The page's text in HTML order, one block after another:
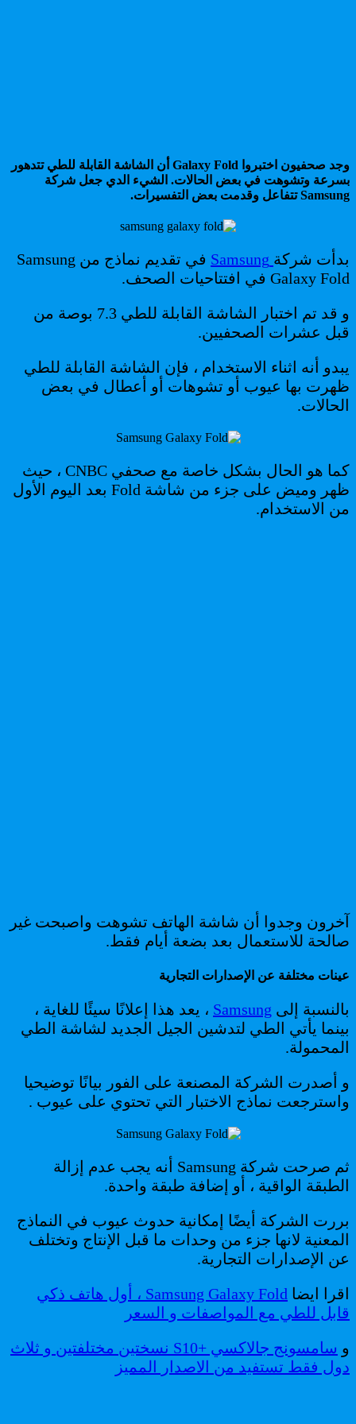
وجد صحفيون اختبروا Galaxy Fold أن الشاشة القابلة للطي تتدهور
بسرعة وتشوهت في بعض الحالات. الشيء الدي جعل شركة
Samsung تتفاعل وقدمت بعض التفسيرات.
بدأت شركة
في تقديم نماذج من Samsung
Galaxy Fold في افتتاحيات الصحف.
و قد تم اختبار الشاشة القابلة للطي 7.3 بوصة من
قبل عشرات الصحفيين.
يبدو أنه اثناء الاستخدام ، فإن الشاشة القابلة للطي
ظهرت بها عيوب أو تشوهات أو أعطال في بعض
الحالات.
كما هو الحال بشكل خاصة مع صحفي CNBC ، حيث
ظهر وميض على جزء من شاشة Fold بعد اليوم الأول
من الاستخدام.
آخرون وجدوا أن شاشة الهاتف تشوهت واصبحت غير
صالحة للاستعمال بعد بضعة أيام فقط.
عينات مختلفة عن الإصدارات التجارية
بالنسبة إلى Samsung ، يعد هذا إعلانًا سيئًا للغاية ،
بينما يأتي الطي لتدشين الجيل الجديد لشاشة الطي
المحمولة.
و أصدرت الشركة المصنعة على الفور بيانًا توضيحيا
واسترجعت نماذج الاختبار التي تحتوي على عيوب .
ثم صرحت شركة Samsung أنه يجب عدم إزالة
الطبقة الواقية ، أو إضافة طبقة واحدة.
بررت الشركة أيضًا إمكانية حدوث عيوب في النماذج
المعنية لانها جزء من وحدات ما قبل الإنتاج وتختلف
عن الإصدارات التجارية.
اقرا ايضا
Samsung Galaxy Fold ، أول هاتف ذكي
قابل للطي مع المواصفات و السعر
و
سامسونج جالاكسي +S10 نسختين مختلفتين و ثلاث
دول فقط تستفيد من الاصدار المميز